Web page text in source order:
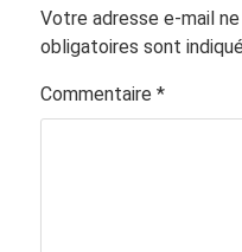
Votre adresse e-mail
obligatoires sont
Commentaire *